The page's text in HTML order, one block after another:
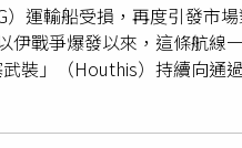
運輸船受損，再度引發市
戰爭爆發以來，這條航線
裝」（Houthis）持續向通
蘇伊士運河及蘇邁德輸油管